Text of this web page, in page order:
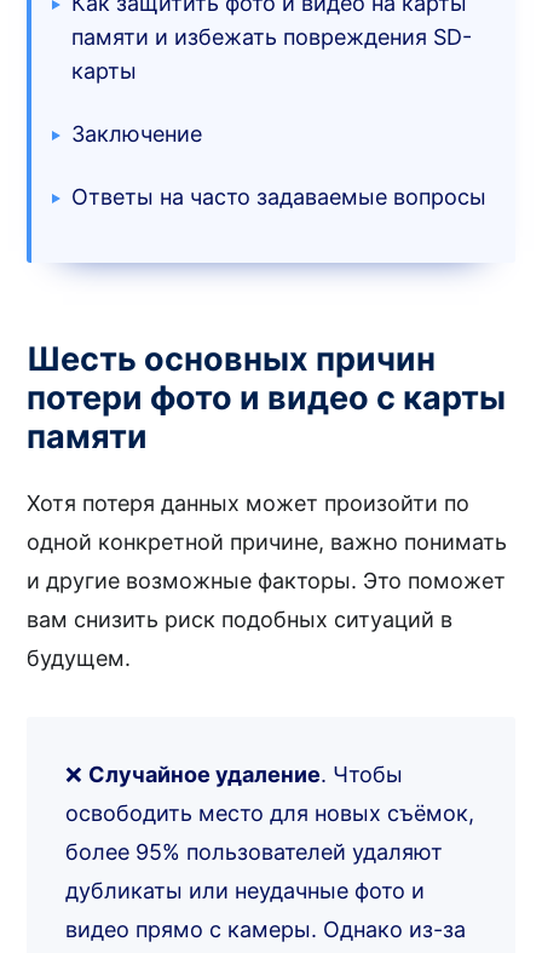
памяти и избежать повреждения SD-
карты
Заключение
Ответы на часто задаваемые вопросы
Шесть основных причин
потери фото и видео с карты
памяти
Хотя потеря данных может произойти по
одной конкретной причине, важно понимать
и другие возможные факторы. Это поможет
вам снизить риск подобных ситуаций в
будущем.
❌ Случайное удаление. Чтобы
освободить место для новых съёмок,
более 95% пользователей удаляют
дубликаты или неудачные фото и
видео прямо с камеры. Однако из-за